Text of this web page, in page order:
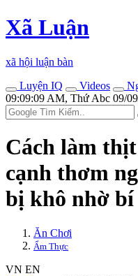
Xã Luận
xã hội luận bàn
Luyện IQ
Videos
09:09:09 AM, Thứ Abc 09/
Cách làm
cạnh thơm
bị khô nhờ
Ăn Chơi
Ẩm Thực
VN EN